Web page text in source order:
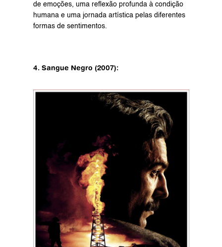
de emoções, uma reflexão profunda à condição
humana e uma jornada artística pelas diferentes
formas de sentimentos.
4. Sangue Negro (2007):